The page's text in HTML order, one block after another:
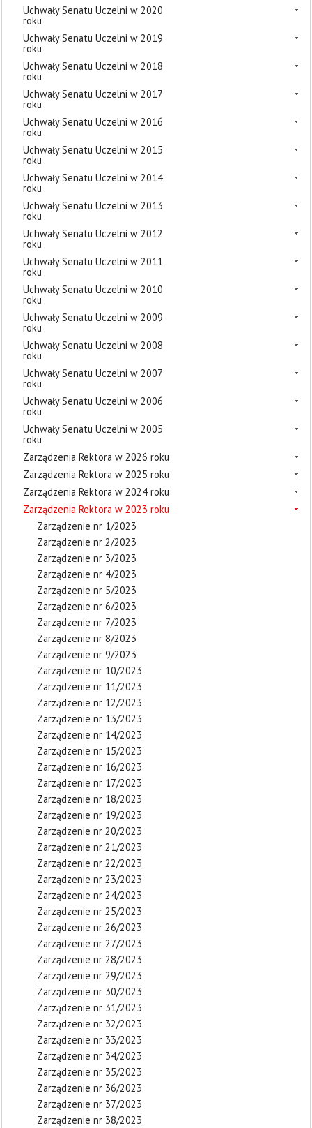
Uchwały Senatu Uczelni w 2020
roku
Uchwały Senatu Uczelni w 2019
roku
Uchwały Senatu Uczelni w 2018
roku
Uchwały Senatu Uczelni w 2017
roku
Uchwały Senatu Uczelni w 2016
roku
Uchwały Senatu Uczelni w 2015
roku
Uchwały Senatu Uczelni w 2014
roku
Uchwały Senatu Uczelni w 2013
roku
Uchwały Senatu Uczelni w 2012
roku
Uchwały Senatu Uczelni w 2011
roku
Uchwały Senatu Uczelni w 2010
roku
Uchwały Senatu Uczelni w 2009
roku
Uchwały Senatu Uczelni w 2008
roku
Uchwały Senatu Uczelni w 2007
roku
Uchwały Senatu Uczelni w 2006
roku
Uchwały Senatu Uczelni w 2005
roku
Zarządzenia Rektora w 2026 roku
Zarządzenia Rektora w 2025 roku
Zarządzenia Rektora w 2024 roku
Zarządzenia Rektora w 2023 roku
Zarządzenie nr 1/2023
Zarządzenie nr 2/2023
Zarządzenie nr 3/2023
Zarządzenie nr 4/2023
Zarządzenie nr 5/2023
Zarządzenie nr 6/2023
Zarządzenie nr 7/2023
Zarządzenie nr 8/2023
Zarządzenie nr 9/2023
Zarządzenie nr 10/2023
Zarządzenie nr 11/2023
Zarządzenie nr 12/2023
Zarządzenie nr 13/2023
Zarządzenie nr 14/2023
Zarządzenie nr 15/2023
Zarządzenie nr 16/2023
Zarządzenie nr 17/2023
Zarządzenie nr 18/2023
Zarządzenie nr 19/2023
Zarządzenie nr 20/2023
Zarządzenie nr 21/2023
Zarządzenie nr 22/2023
Zarządzenie nr 23/2023
Zarządzenie nr 24/2023
Zarządzenie nr 25/2023
Zarządzenie nr 26/2023
Zarządzenie nr 27/2023
Zarządzenie nr 28/2023
Zarządzenie nr 29/2023
Zarządzenie nr 30/2023
Zarządzenie nr 31/2023
Zarządzenie nr 32/2023
Zarządzenie nr 33/2023
Zarządzenie nr 34/2023
Zarządzenie nr 35/2023
Zarządzenie nr 36/2023
Zarządzenie nr 37/2023
Zarządzenie nr 38/2023